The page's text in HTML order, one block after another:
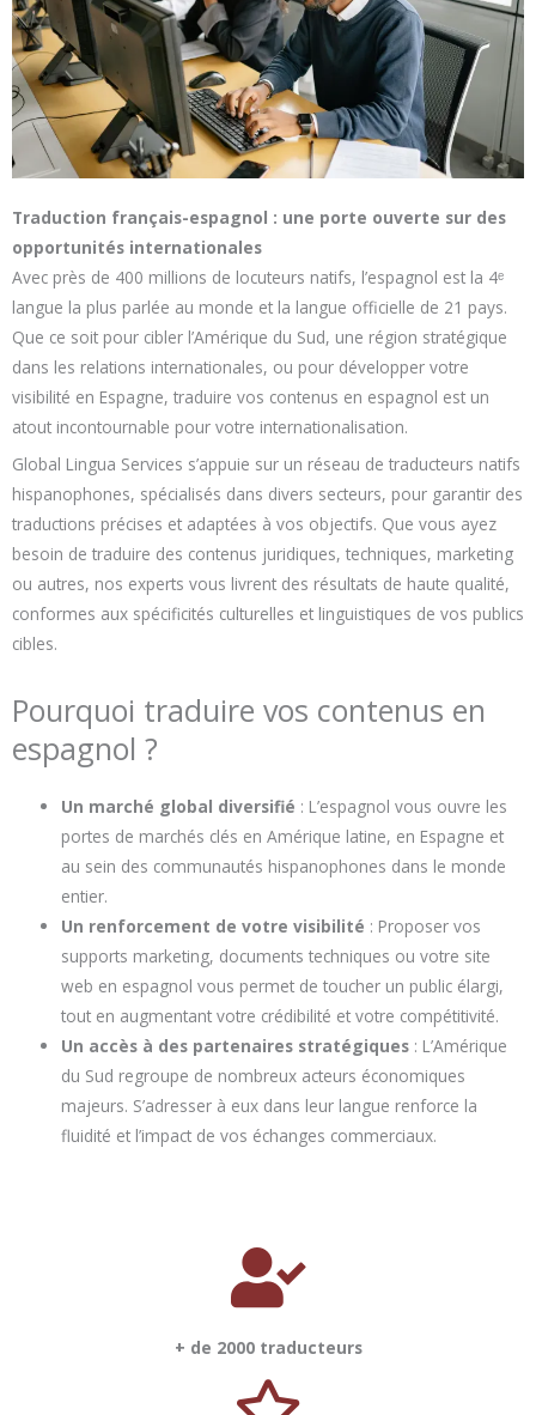
Traduction français-espagnol : une porte ouverte sur des
opportunités internationales
Avec près de 400 millions de locuteurs natifs, l’espagnol est la 4ᵉ
langue la plus parlée au monde et la langue officielle de 21 pays.
Que ce soit pour cibler l’Amérique du Sud, une région stratégique
dans les relations internationales, ou pour développer votre
visibilité en Espagne, traduire vos contenus en espagnol est un
atout incontournable pour votre internationalisation.
Global Lingua Services s’appuie sur un réseau de traducteurs natifs
hispanophones, spécialisés dans divers secteurs, pour garantir des
traductions précises et adaptées à vos objectifs. Que vous ayez
besoin de traduire des contenus juridiques, techniques, marketing
ou autres, nos experts vous livrent des résultats de haute qualité,
conformes aux spécificités culturelles et linguistiques de vos publics
cibles.
Pourquoi traduire vos contenus en
espagnol ?
Un marché global diversifié : L’espagnol vous ouvre les
portes de marchés clés en Amérique latine, en Espagne et
au sein des communautés hispanophones dans le monde
entier.
Un renforcement de votre visibilité : Proposer vos
supports marketing, documents techniques ou votre site
web en espagnol vous permet de toucher un public élargi,
tout en augmentant votre crédibilité et votre compétitivité.
Un accès à des partenaires stratégiques : L’Amérique
du Sud regroupe de nombreux acteurs économiques
majeurs. S’adresser à eux dans leur langue renforce la
fluidité et l’impact de vos échanges commerciaux.
+ de 2000 traducteurs